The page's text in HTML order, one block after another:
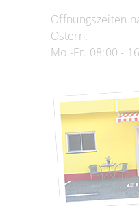
Öffnungszeiten
Ostern:
Mo.-Fr. 08:00 -